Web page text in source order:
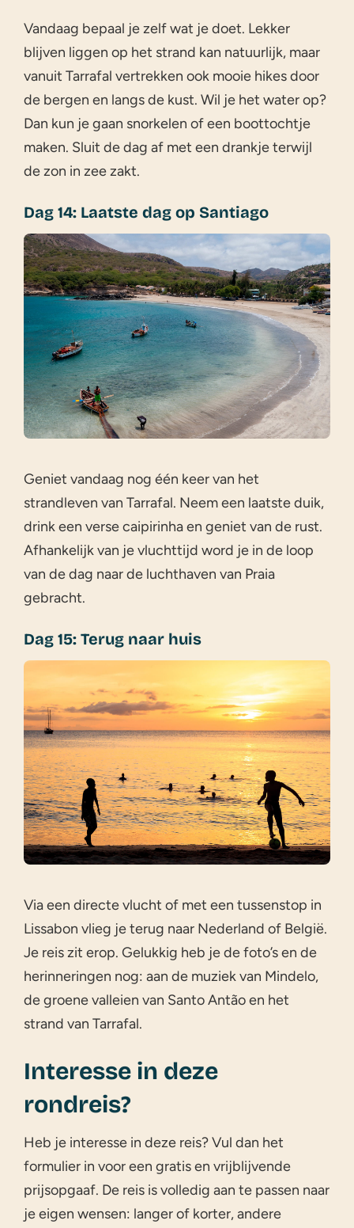
Vandaag bepaal je zelf wat je doet. Lekker
blijven liggen op het strand kan natuurlijk, maar
vanuit Tarrafal vertrekken ook mooie hikes door
de bergen en langs de kust. Wil je het water op?
Dan kun je gaan snorkelen of een boottochtje
maken. Sluit de dag af met een drankje terwijl
de zon in zee zakt.
Dag 14: Laatste dag op Santiago
Geniet vandaag nog één keer van het
strandleven van Tarrafal. Neem een laatste duik,
drink een verse caipirinha en geniet van de rust.
Afhankelijk van je vluchttijd word je in de loop
van de dag naar de luchthaven van Praia
gebracht.
Dag 15: Terug naar huis
Via een directe vlucht of met een tussenstop in
Lissabon vlieg je terug naar Nederland of België.
Je reis zit erop. Gelukkig heb je de foto’s en de
herinneringen nog: aan de muziek van Mindelo,
de groene valleien van Santo Antão en het
strand van Tarrafal.
Interesse in deze
rondreis?
Heb je interesse in deze reis? Vul dan het
formulier in voor een gratis en vrijblijvende
prijsopgaaf. De reis is volledig aan te passen naar
je eigen wensen: langer of korter, andere